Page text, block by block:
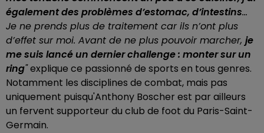
également des problèmes d’estomac, d’intestins...
Je ne prends plus de traitement car ils n’ont plus
d’effet sur moi. Avant de ne plus pouvoir marcher, je
me suis lancé un dernier challenge : monter sur un
ring"explique ce passionné de sports en tous genres.
Notamment les disciplines de combat, mais pas
uniquement puisqu'Anthony Boscher est par ailleurs
un fervent supporteur du club de foot du Paris-Saint-
Germain.